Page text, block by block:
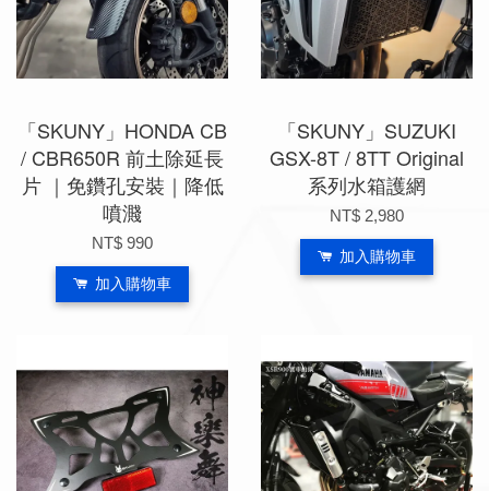
「SKUNY」HONDA CB
/ CBR650R 前土除延長
片 ｜免鑽孔安裝｜降低
噴濺
NT$ 990
加入購物車
「SKUNY」SUZUKI
GSX-8T / 8TT Original
系列水箱護網
NT$ 2,980
加入購物車